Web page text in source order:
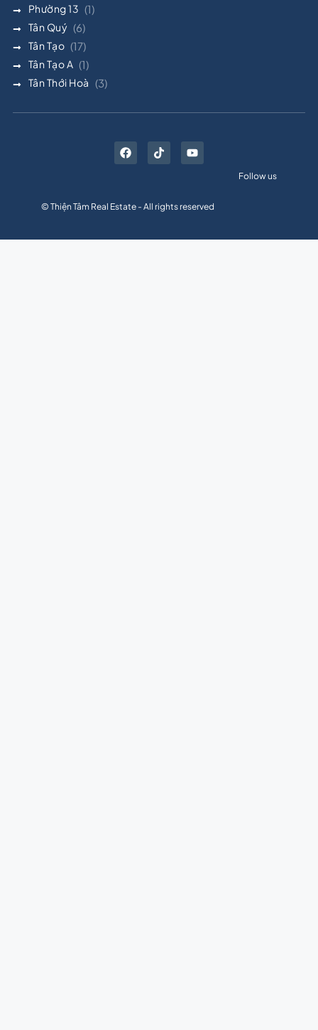
Phường 13 (1)
Tân Quý (6)
Tân Tạo (17)
Tân Tạo A (1)
Tân Thới Hoà (3)
© Thiện Tâm Real Estate - All rights reserved
Follow us